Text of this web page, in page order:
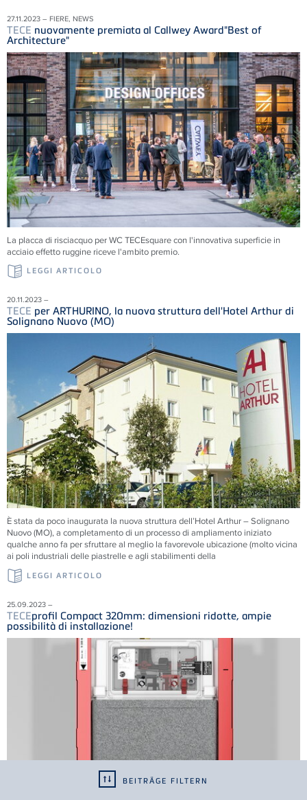
BEITRÄGE FILTERN
27.11.2023 – FIERE, NEWS
TECE nuovamente premiata al Callwey Award"Best of
Architecture"
La placca di risciacquo per WC TECEsquare con l'innovativa superficie in
acciaio effetto ruggine riceve l'ambito premio.
LEGGI ARTICOLO
20.11.2023 –
TECE per ARTHURINO, la nuova struttura dell'Hotel Arthur di
Solignano Nuovo (MO)
È stata da poco inaugurata la nuova struttura dell’Hotel Arthur – Solignano
Nuovo (MO), a completamento di un processo di ampliamento iniziato
qualche anno fa per sfruttare al meglio la favorevole ubicazione (molto vicina
ai poli industriali delle piastrelle e agli stabilimenti della
LEGGI ARTICOLO
25.09.2023 –
TECEprofil Compact 320mm: dimensioni ridotte, ampie
possibilità di installazione!